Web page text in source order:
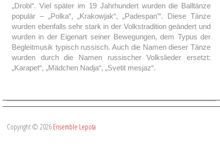
„Drobi“. Viel später im 19 Jahrhundert wurden die Balltänze
populär – „Polka“, „Krakowjak“, „Padespan’“. Diese Tänze
wurden ebenfalls sehr stark in der Volkstradition geändert und
wurden in der Eigenart seiner Bewegungen, dem Typus der
Begleitmusik typisch russisch. Auch die Namen dieser Tänze
wurden durch die Namen russischer Volkslieder ersetzt:
„Karapet“, „Mädchen Nadja“, „Svetit mesjaz“.
Copyright © 2026 Ensemble Lepota